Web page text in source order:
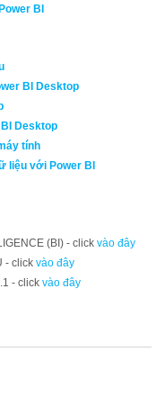
BI
BI Desktop
Desktop
tính
liệu với Power BI
(BI) - click vào đây
- click vào đây
- click vào đây